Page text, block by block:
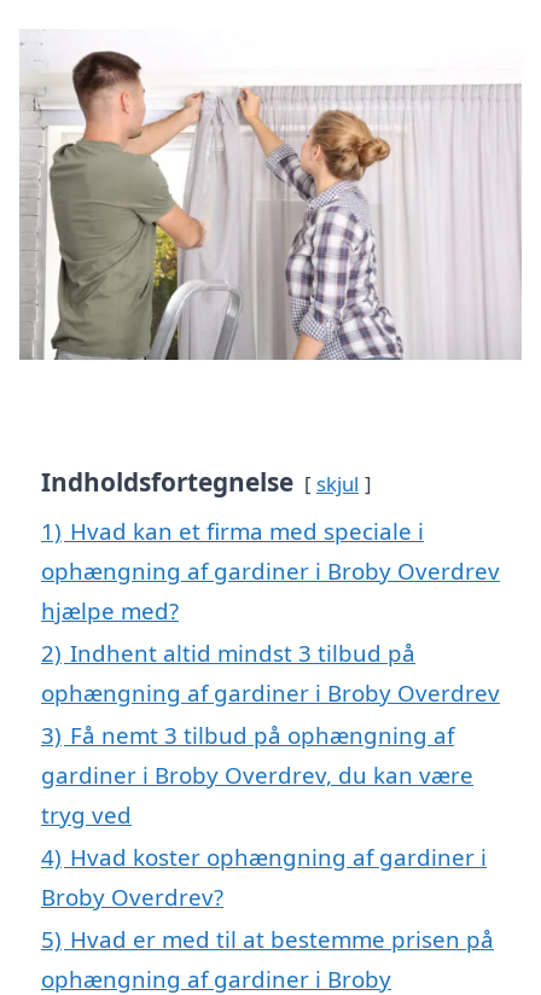
Indholdsfortegnelse skjul
1) Hvad kan et firma med speciale i
ophængning af gardiner i Broby Overdrev
hjælpe med?
2) Indhent altid mindst 3 tilbud på
ophængning af gardiner i Broby Overdrev
3) Få nemt 3 tilbud på ophængning af
gardiner i Broby Overdrev, du kan være
tryg ved
4) Hvad koster ophængning af gardiner i
Broby Overdrev?
5) Hvad er med til at bestemme prisen på
ophængning af gardiner i Broby